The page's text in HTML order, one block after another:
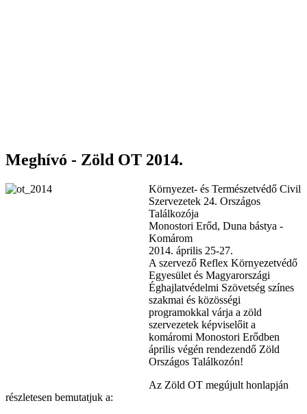
Meghívó - Zöld OT 2014.
Környezet- és Természetvédő Civil
Szervezetek 24. Országos
Találkozója
Monostori Erőd, Duna bástya -
Komárom
2014. április 25-27.
A szervező Reflex Környezetvédő
Egyesület és Magyarországi
Éghajlatvédelmi Szövetség színes
szakmai és közösségi
programokkal várja a zöld
szervezetek képviselőit a
komáromi Monostori Erődben
április végén rendezendő Zöld
Országos Találkozón!
Az Zöld OT megújult honlapján
részletesen bemutatjuk a: